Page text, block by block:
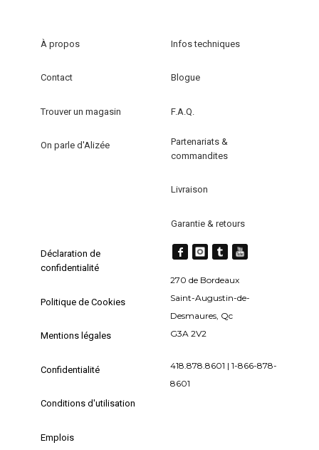
À propos
Contact
Trouver un magasin
On parle d'Alizée
Infos techniques
Blogue
F.A.Q.
Partenariats &
commandites
Livraison
Garantie & retours
Déclaration de
confidentialité
Politique de Cookies
Mentions légales
Confidentialité
Conditions d'utilisation
Emplois
270 de Bordeaux
Saint-Augustin-de-
Desmaures, Qc
G3A 2V2
418.878.8601 | 1-866-878-
8601